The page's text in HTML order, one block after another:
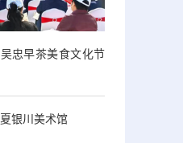
忠早茶美食文化节
银川美术馆